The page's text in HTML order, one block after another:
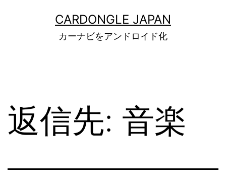
CARDONGLE JAPAN
カーナビをアンドロイド化
返信先: 音楽